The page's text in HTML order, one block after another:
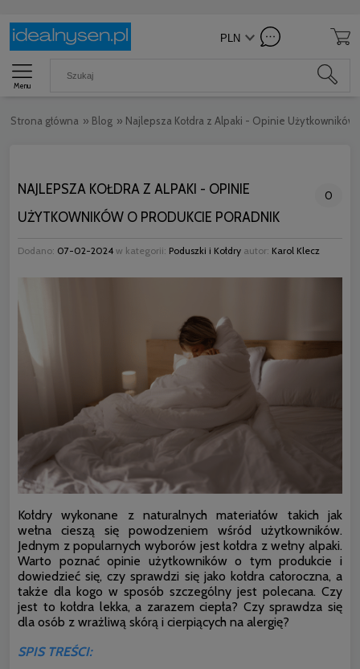
Menu
Strona główna » Blog » Najlepsza Kołdra z Alpaki - Opinie Użytkowników
NAJLEPSZA KOŁDRA Z ALPAKI - OPINIE
UŻYTKOWNIKÓW O PRODUKCIE PORADNIK
0
Dodano: 07-02-2024 w kategorii: Poduszki i Kołdry autor: Karol Klecz
Kołdry wykonane z naturalnych materiałów takich jak
wełna cieszą się powodzeniem wśród użytkowników.
Jednym z popularnych wyborów jest kołdra z wełny alpaki.
Warto poznać opinie użytkowników o tym produkcie i
dowiedzieć się, czy sprawdzi się jako kołdra całoroczna, a
także dla kogo w sposób szczególny jest polecana. Czy
jest to kołdra lekka, a zarazem ciepła? Czy sprawdza się
dla osób z wrażliwą skórą i cierpiących na alergię?
SPIS TREŚCI: